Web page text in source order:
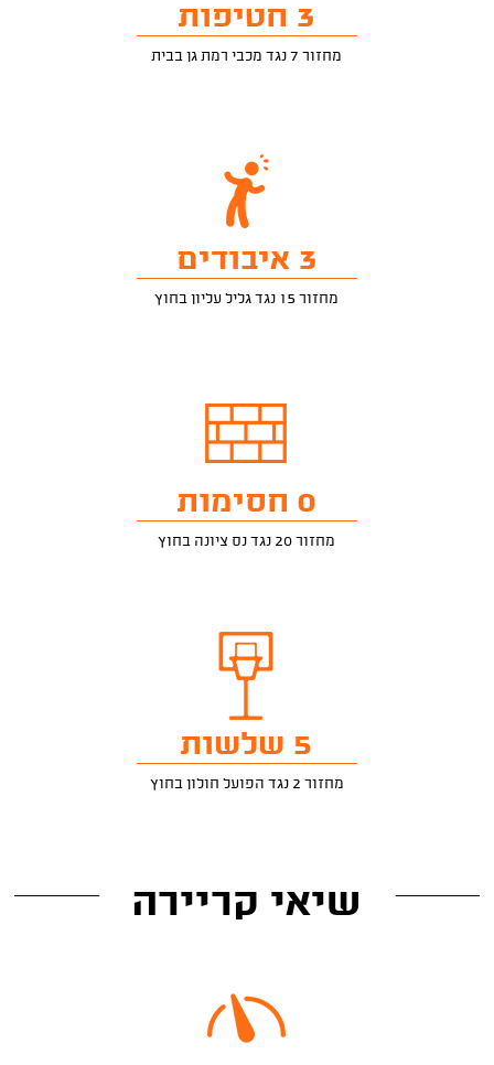
3 חטיפות
מחזור 7 נגד מכבי רמת גן בבית
3 איבודים
מחזור 15 נגד גליל עליון בחוץ
0 חסימות
מחזור 20 נגד נס ציונה בחוץ
5 שלשות
מחזור 2 נגד הפועל חולון בחוץ
שיאי קריירה